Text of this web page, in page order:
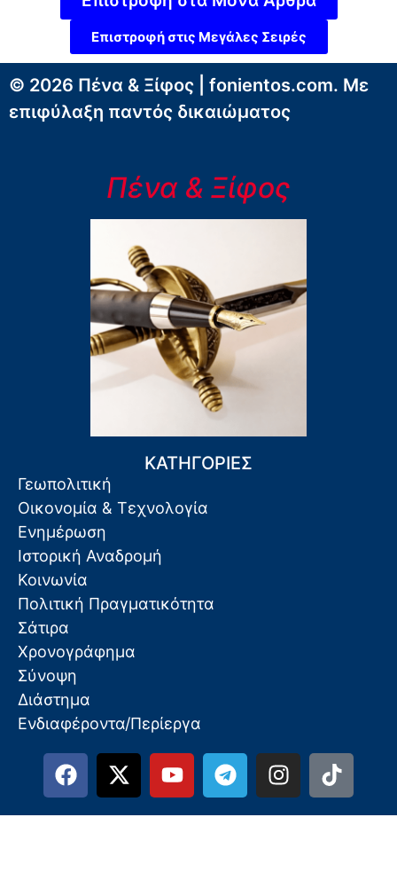
Επιστροφή στις Μεγάλες Σειρές
© 2026 Πένα & Ξίφος | fonientos.com. Με
επιφύλαξη παντός δικαιώματος
Πένα & Ξίφος
ΚΑΤΗΓΟΡΙΕΣ
Γεωπολιτική
Οικονομία & Τεχνολογία
Ενημέρωση
Ιστορική Αναδρομή
Κοινωνία
Πολιτική Πραγματικότητα
Σάτιρα
Χρονογράφημα
Σύνοψη
Διάστημα
Ενδιαφέροντα/Περίεργα